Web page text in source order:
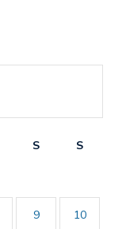
S
S
9 10